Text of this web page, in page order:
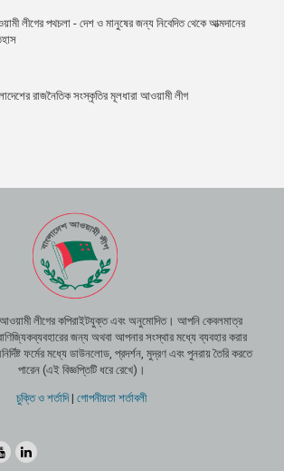
লীগের পথচলা - দেশ ও মানুষের জন্য নিবেদিত থেকে আত্মদানের
রাজনৈতিক সংস্কৃতির মূলধারা আওয়ামী লীগ
আওয়ামী লীগের কপিরাইটযুক্ত এবং অনুমোদিত। আপনি কেবলমাত্র
জন্য অথবা আপনার সংস্থার মধ্যে ব্যবহার করার
ফর্মের মধ্যে ডাউনলোড, প্রদর্শন, মুদ্রণ এবং পুনরায় তৈরি করতে
পারেন (এই বিজ্ঞপ্তিটি ধরে রেখে)।
চুক্তি ও শর্তাদি| গোপনীয়তা শর্তাবলী